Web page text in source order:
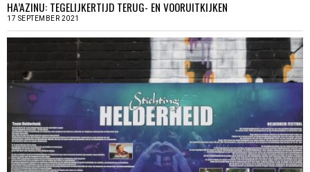
HA’AZINU: TEGELIJKERTIJD TERUG- EN VOORUITKIJKEN
17 SEPTEMBER 2021